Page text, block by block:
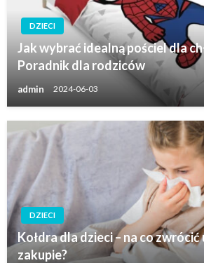
DZIECI
Jak wybrać idealną pościel dla
Poradnik dla rodziców
admin 2024-06-03
DZIECI
Kołdra dla dzieci – na co
zakupie?